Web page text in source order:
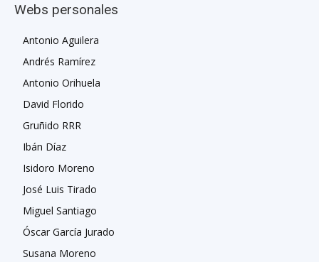
Webs personales
Antonio Aguilera
Andrés Ramírez
Antonio Orihuela
David Florido
Gruñido RRR
Ibán Díaz
Isidoro Moreno
José Luis Tirado
Miguel Santiago
Óscar García Jurado
Susana Moreno